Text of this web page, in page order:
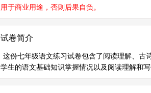
用于商业用途，否则后果自负。
试卷简介
这份七年级语文练习试卷包含了阅读理解、古
学生的语文基础知识掌握情况以及阅读理解和写